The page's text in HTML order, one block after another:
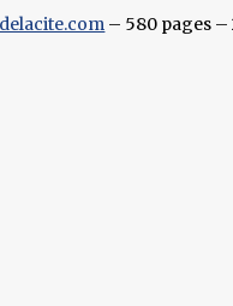
– 580 pages –